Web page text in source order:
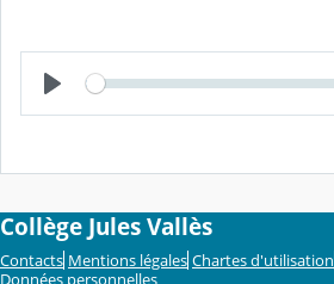
L
e
c
e
Collège Jules Vallès
Contacts Mentions légales Chartes d'utilisation
Données personnelles